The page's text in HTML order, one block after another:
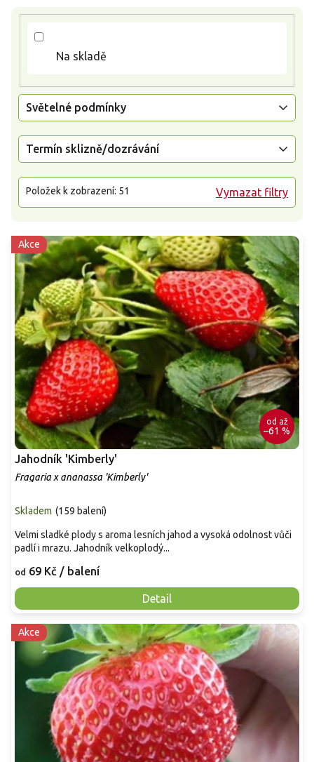
Na skladě
Světelné podmínky
Termín sklizně/dozrávání
Vymazat filtry
Položek k zobrazení: 51
Akce
od až
–61 %
Jahodník 'Kimberly'
Fragaria x ananassa 'Kimberly'
Skladem (159 balení)
od 69 Kč / balení
Detail
Velmi sladké plody s aroma lesních jahod a vysoká odolnost vůči
padlí i mrazu. Jahodník velkoplodý...
Akce